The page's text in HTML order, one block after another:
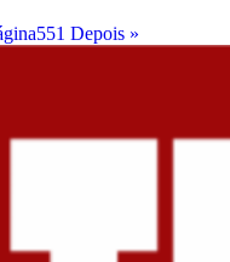
551 Depois »